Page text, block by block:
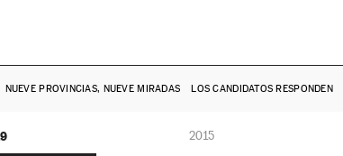
NUEVE PROVINCIAS, NUEVE MIRADAS LOS CANDIDATOS RESPONDEN
2015